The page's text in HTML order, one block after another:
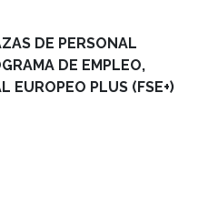
DE PERSONAL
DE EMPLEO,
EUROPEO PLUS (FSE+)